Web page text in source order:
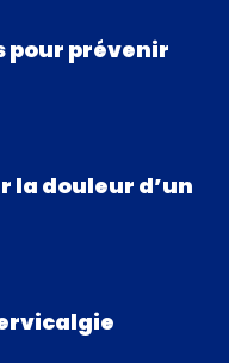
pour prévenir
la douleur d’un